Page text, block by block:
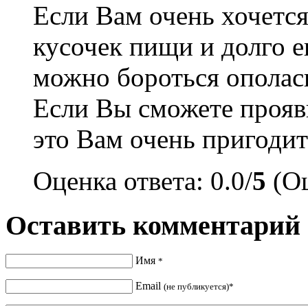
Если Вам очень
кусочек пищи и долго
можно бороться
Если Вы сможете
это Вам очень
Оценка ответа: 0.0/5
Оставить комментарий
Имя *
Email (не публикуется)*